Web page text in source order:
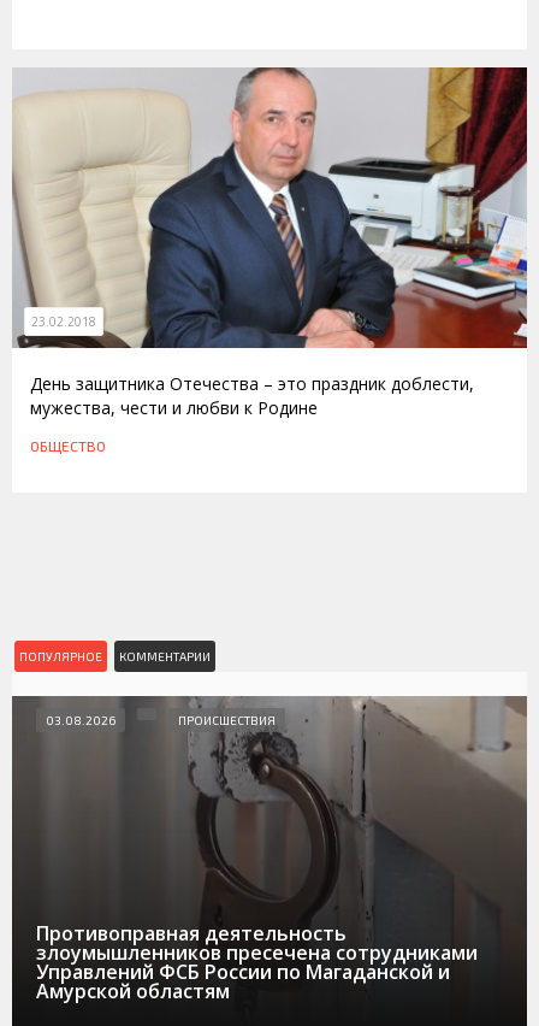
23.02.2018
День защитника Отечества – это праздник доблести,
мужества, чести и любви к Родине
ОБЩЕСТВО
ПОПУЛЯРНОЕ КОММЕНТАРИИ
Противоправная деятельность
злоумышленников пресечена сотрудниками
Управлений ФСБ России по Магаданской и
Амурской областям
03.08.2026 ПРОИСШЕСТВИЯ